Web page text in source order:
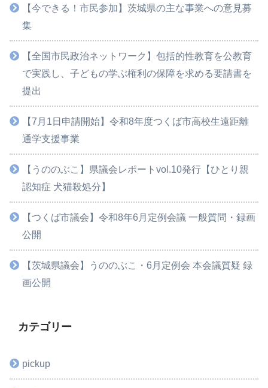
【今できる！市民参加】茨城県の主な事業への意見募
集
【全国市民政治ネットワーク】包括的性教育を公教育
で実践し、子どもの学ぶ権利の保障を求める要請書を
提出
【7月1日申請開始】令和8年度つくば市高校生遠距離
通学支援事業
【うののぶこ】県議会レポートvol.10発行【ひとり親
認知症 犬猫殺処分】
【つくば市議会】令和8年6月定例会議 一般質問・録画
公開
【茨城県議会】うののぶこ・6月定例会 本会議質疑 録
画公開
カテゴリー
pickup